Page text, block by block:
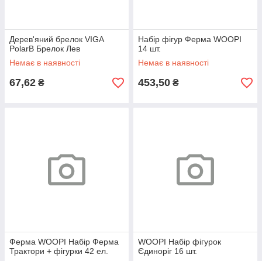
Дерев'яний брелок VIGA
PolarB Брелок Лев
Немає в наявності
67,62 ₴
Набір фігур Ферма WOOPI
14 шт.
Немає в наявності
453,50 ₴
Ферма WOOPI Набір Ферма
Трактори + фігурки 42 ел.
WOOPI Набір фігурок
Єдиноріг 16 шт.